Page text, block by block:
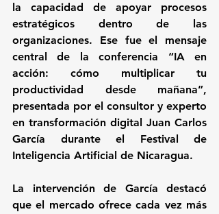
la capacidad de apoyar procesos
estratégicos dentro de las
organizaciones. Ese fue el mensaje
central de la conferencia “IA en
acción: cómo multiplicar tu
productividad desde mañana”,
presentada por el consultor y experto
en transformación digital Juan Carlos
García durante el Festival de
Inteligencia Artificial de Nicaragua.
La intervención de García destacó
que el mercado ofrece cada vez más